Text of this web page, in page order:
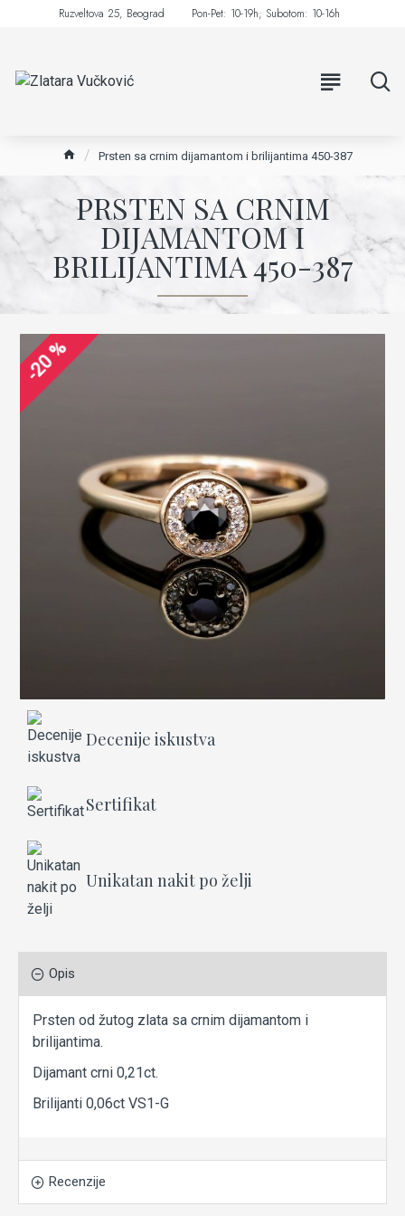
Ruzveltova 25, Beograd Pon-Pet: 10-19h; Subotom: 10-16h
Prsten sa crnim dijamantom i brilijantima 450-387
PRSTEN SA CRNIM
DIJAMANTOM I
BRILIJANTIMA 450-387
-20 %
Decenije iskustva
Sertifikat
Unikatan nakit po želji
Opis
Prsten od žutog zlata sa crnim dijamantom i
brilijantima.
Dijamant crni 0,21ct.
Brilijanti 0,06ct VS1-G
Recenzije